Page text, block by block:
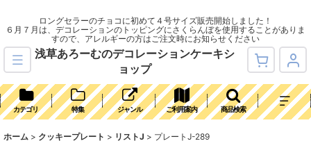
ロングセラーのチョコに初めて４号サイズ販売開始しました！
６月７月は、デコレーションのトッピングにさくらんぼを使用することがありま
すので、アレルギーの方はご注文時にお知らせください
浅草あろーむのデコレーションケーキシ
ョップ
カテゴリ 特集 ジャンル ご利用案内 商品検索
ホーム > クッキープレート > リストJ > プレートJ-289